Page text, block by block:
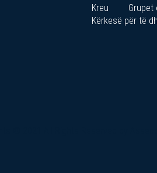
Kreu Grupet
Kërkesë për të